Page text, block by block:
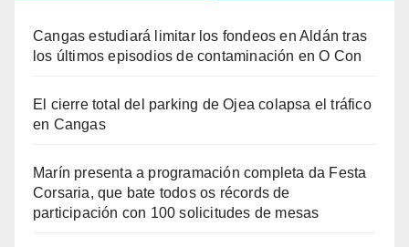
Cangas estudiará limitar los fondeos en Aldán tras
los últimos episodios de contaminación en O Con
El cierre total del parking de Ojea colapsa el tráfico
en Cangas
Marín presenta a programación completa da Festa
Corsaria, que bate todos os récords de
participación con 100 solicitudes de mesas